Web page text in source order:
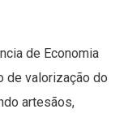
de Economia
de valorização do
artesãos,